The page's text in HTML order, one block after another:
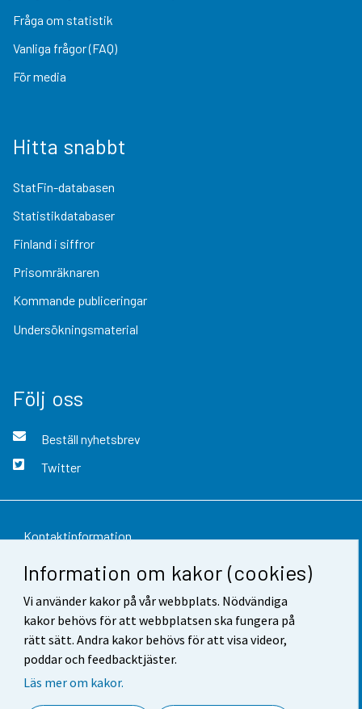
Information om kakor (cookies)
Vi använder kakor på vår webbplats. Nödvändiga
kakor behövs för att webbplatsen ska fungera på
rätt sätt. Andra kakor behövs för att visa videor,
poddar och feedbacktjäster.
Läs mer om kakor.
Fråga om statistik
Vanliga frågor (FAQ)
För media
Hitta snabbt
StatFin-databasen
Statistikdatabaser
Finland i siffror
Prisomräknaren
Kommande publiceringar
Undersökningsmaterial
Följ oss
Beställ nyhetsbrev
Twitter
Kontaktinformation
Respons
Användarvillkor
Dataskydd
Tillgänglighet